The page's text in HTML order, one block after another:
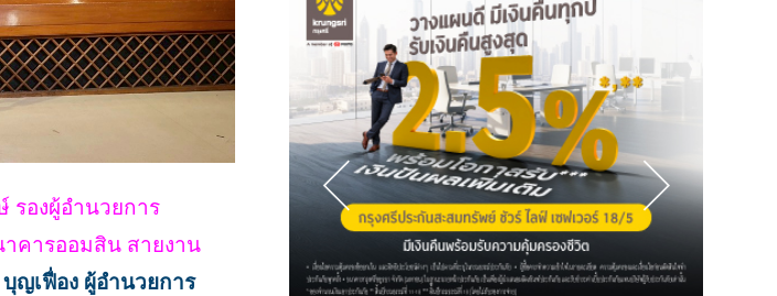
รองผู้อำนวยการ
คารออมสิน สายงาน
ญเฟื่อง ผู้อำนวยการ